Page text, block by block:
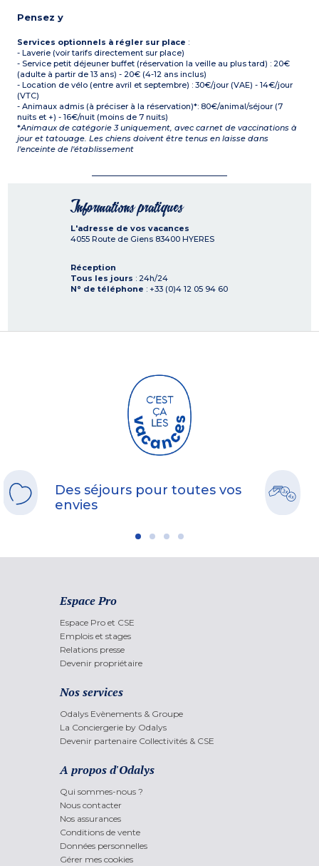
Pensez y
Services optionnels à régler sur place :
- Laverie (voir tarifs directement sur place)
- Service petit déjeuner buffet (réservation la veille au plus tard) : 20€
(adulte à partir de 13 ans) - 20€ (4-12 ans inclus)
- Location de vélo (entre avril et septembre) : 30€/jour (VAE) - 14€/jour
(VTC)
- Animaux admis (à préciser à la réservation)*: 80€/animal/séjour (7
nuits et +) - 16€/nuit (moins de 7 nuits)
*Animaux de catégorie 3 uniquement, avec carnet de vaccinations à
jour et tatouage. Les chiens doivent être tenus en laisse dans
l'enceinte de l'établissement
Informations pratiques
L'adresse de vos vacances
4055 Route de Giens 83400 HYERES
Réception
Tous les jours : 24h/24
N° de téléphone : +33 (0)4 12 05 94 60
Des séjours pour toutes vos
envies
Espace Pro
Espace Pro et CSE
Emplois et stages
Relations presse
Devenir propriétaire
Nos services
Odalys Evènements & Groupe
La Conciergerie by Odalys
Devenir partenaire Collectivités & CSE
A propos d'Odalys
Qui sommes-nous ?
Nous contacter
Nos assurances
Conditions de vente
Données personnelles
Gérer mes cookies